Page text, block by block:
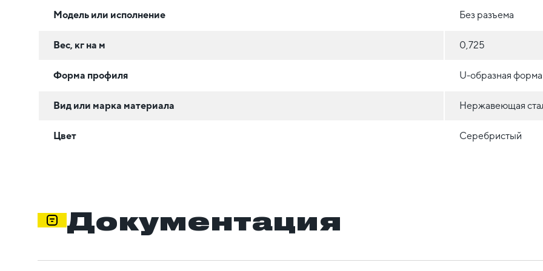
Модель или исполнение Без разъема
Вес, кг на м 0,725
Форма профиля U-образная форма
Вид или марка материала Нержавеющая
Цвет Серебристый
Документация